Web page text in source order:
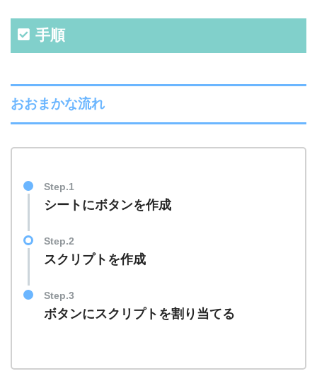
手順
おおまかな流れ
Step.1
シートにボタンを作成
Step.2
スクリプトを作成
Step.3
ボタンにスクリプトを割り当てる